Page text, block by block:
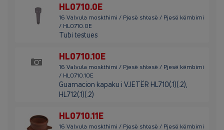
HL0710.0E
16 Valvula moskthimi / Pjesë shtesë / Pjesë këmbimi
/ HL0710.0E
Tubi testues
HL0710.10E
16 Valvula moskthimi / Pjesë shtesë / Pjesë këmbimi
/ HL0710.10E
Guarnacion kapaku i VJETËR HL710(.1)(.2),
HL712(.1)(.2)
HL0710.11E
16 Valvula moskthimi / Pjesë shtesë / Pjesë këmbimi